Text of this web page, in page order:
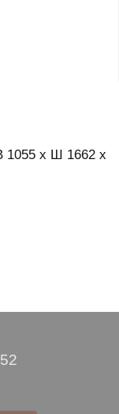
1055 х Ш 1662 х